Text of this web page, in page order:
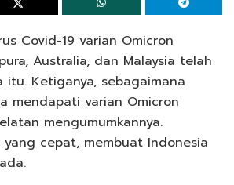
Covid-19 varian Omicron
Australia, dan Malaysia telah
itu. Ketiganya, sebagaimana
mendapati varian Omicron
mengumumkannya.
yang cepat, membuat Indonesia